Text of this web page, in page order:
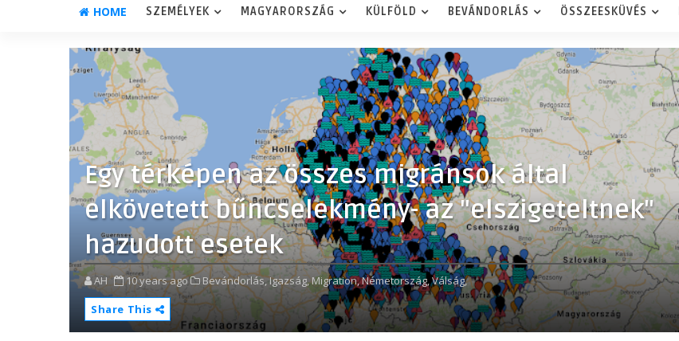
HOME SZEMÉLYEK MAGYARORSZÁG KÜLFÖLD BEVÁNDORLÁS ÖSSZEESKÜVÉS
Egy térképen az összes migránsok által
elkövetett bűncselekmény- az "elszigeteltnek"
hazudott esetek
AH 10 years ago Bevándorlás,Igazság,Migration,Németország,Válság,
Share This